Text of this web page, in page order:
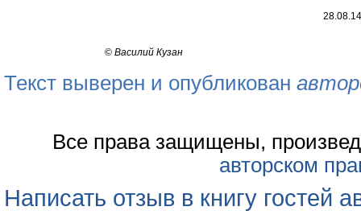
28.08.14
© Василий Кузан
Текст выверен и опубликован
Все права защищены,
авторском
Написать отзыв в книгу гостей